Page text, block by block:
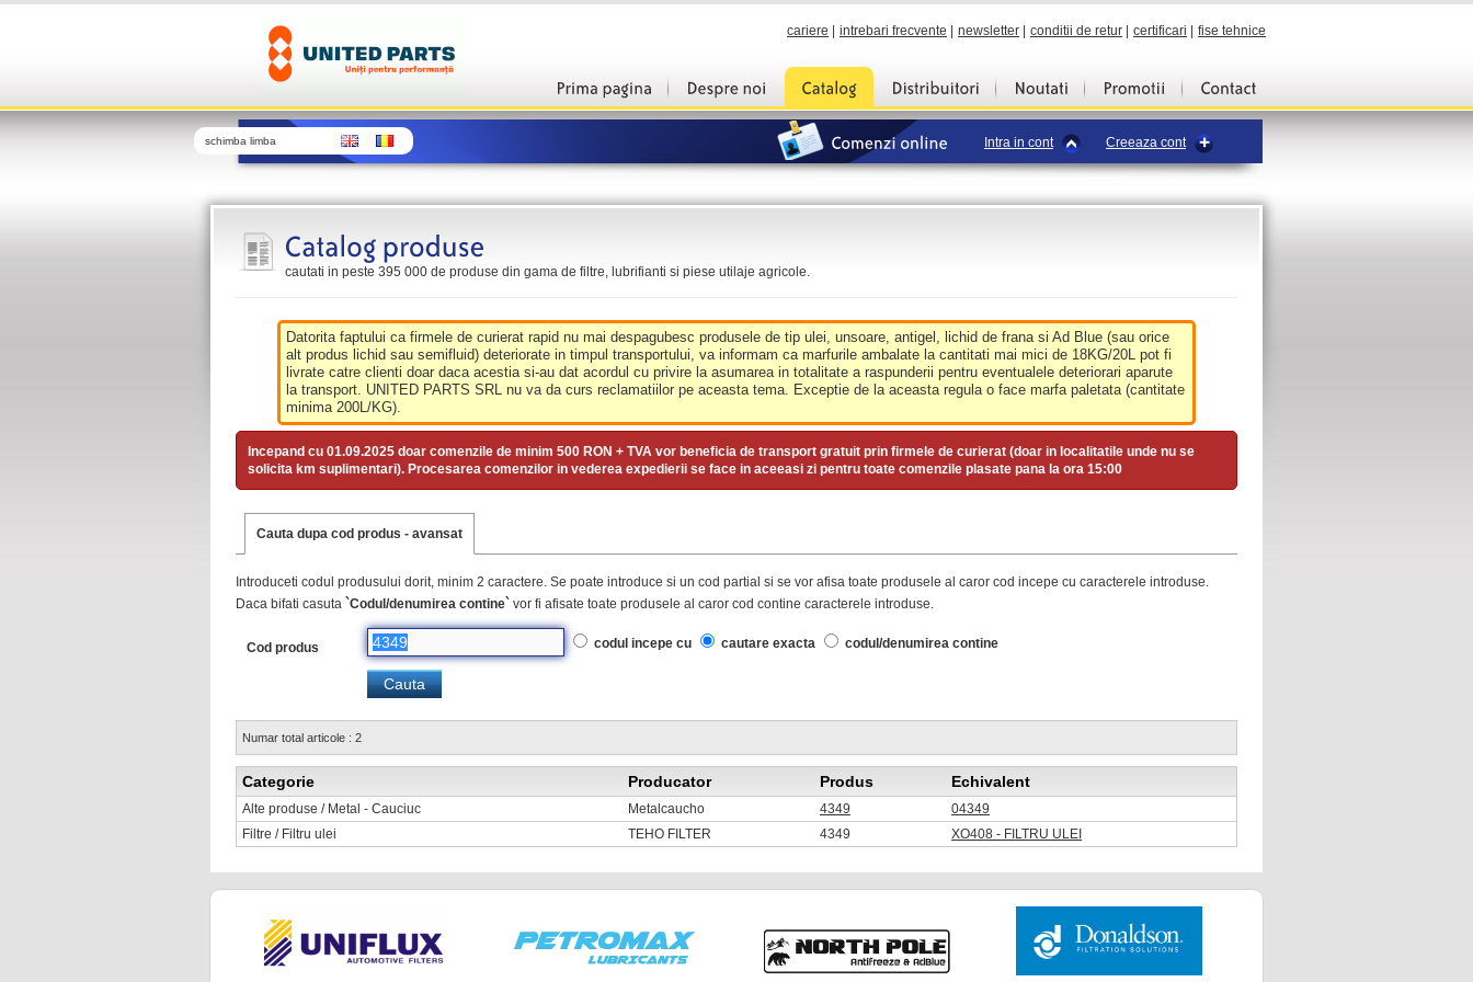
cariere intrebari frecvente newsletter conditii de retur certificari fise tehnice
schimba limba Intra in cont Creeaza cont
cautati in peste 395 000 de produse din gama de filtre, lubrifianti si piese utilaje agricole.
Datorita faptului ca firmele de curierat rapid nu mai despagubesc produsele de tip ulei, unsoare, antigel, lichid de frana si Ad Blue (sau orice
alt produs lichid sau semifluid) deteriorate in timpul transportului, va informam ca marfurile ambalate la cantitati mai mici de 18KG/20L pot fi
livrate catre clienti doar daca acestia si-au dat acordul cu privire la asumarea in totalitate a raspunderii pentru eventualele deteriorari aparute
la transport. UNITED PARTS SRL nu va da curs reclamatiilor pe aceasta tema. Exceptie de la aceasta regula o face marfa paletata (cantitate
minima 200L/KG).
Incepand cu 01.09.2025 doar comenzile de minim 500 RON + TVA vor beneficia de transport gratuit prin firmele de curierat (doar in localitatile unde nu se
solicita km suplimentari). Procesarea comenzilor in vederea expedierii se face in aceeasi zi pentru toate comenzile plasate pana la ora 15:00
Cauta dupa cod produs - avansat
Introduceti codul produsului dorit, minim 2 caractere. Se poate introduce si un cod partial si se vor afisa toate produsele al caror cod incepe cu caracterele introduse.
Daca bifati casuta `Codul/denumirea contine` vor fi afisate toate produsele al caror cod contine caracterele introduse.
Cod produs codul incepe cu cautare exacta codul/denumirea contine
Numar total articole : 2
Categorie Producator Produs Echivalent
Alte produse / Metal - Cauciuc Metalcaucho 4349
04349
Filtre / Filtru ulei
TEHO FILTER 4349 XO408 - FILTRU ULEI